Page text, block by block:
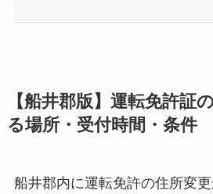
【船井郡版】運転免許証
る場所・受付時間・条件
船井郡内に運転免許の住所変